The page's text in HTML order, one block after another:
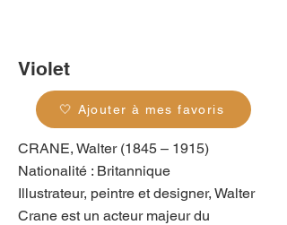
Violet
🤍 Ajouter à mes favoris
CRANE, Walter (1845 – 1915)
Nationalité : Britannique
Illustrateur, peintre et designer, Walter
Crane est un acteur majeur du